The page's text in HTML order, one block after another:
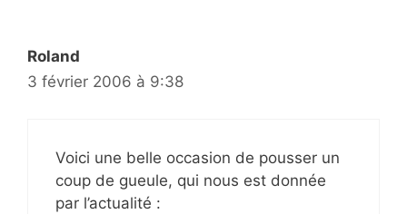
Roland
3 février 2006 à 9:38
Voici une belle occasion de pousser un
coup de gueule, qui nous est donnée
par l’actualité :